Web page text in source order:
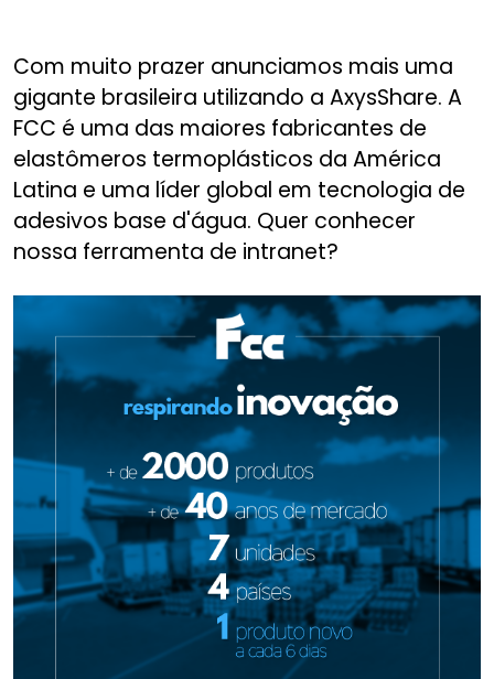
Com muito prazer anunciamos mais uma
gigante brasileira utilizando a AxysShare. A
FCC é uma das maiores fabricantes de
elastômeros termoplásticos da América
Latina e uma líder global em tecnologia de
adesivos base d'água. Quer conhecer
nossa ferramenta de intranet?